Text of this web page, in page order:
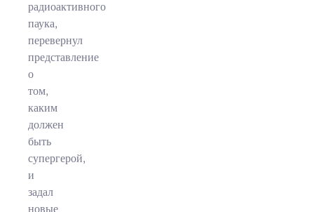
радиоактивного
паука,
перевернул
представление
о
том,
каким
должен
быть
супергерой,
и
задал
новые